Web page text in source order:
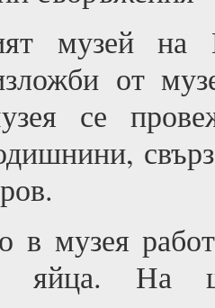
музей
от
се
в музея
яйца. На